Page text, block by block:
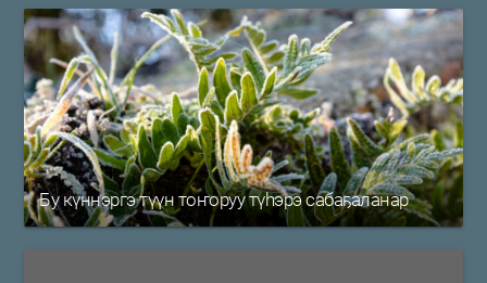
Бу күннэргэ түүн тоҥоруу түһэрэ сабаҕаланар